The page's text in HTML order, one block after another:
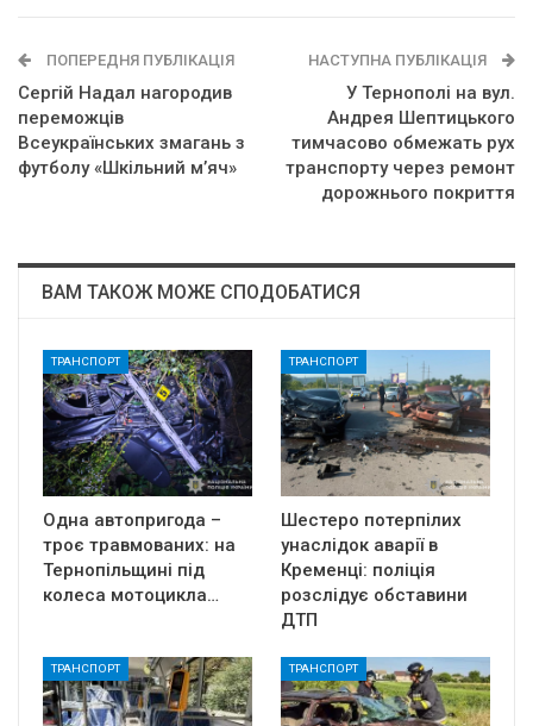
ПОПЕРЕДНЯ ПУБЛІКАЦІЯ
Сергій Надал нагородив
переможців
Всеукраїнських змагань з
футболу «Шкільний м’яч»
НАСТУПНА ПУБЛІКАЦІЯ
У Тернополі на вул.
Андрея Шептицького
тимчасово обмежать рух
транспорту через ремонт
дорожнього покриття
ВАМ ТАКОЖ МОЖЕ СПОДОБАТИСЯ
ТРАНСПОРТ
Одна автопригода –
троє травмованих: на
Тернопільщині під
колеса мотоцикла…
ТРАНСПОРТ
Шестеро потерпілих
унаслідок аварії в
Кременці: поліція
розслідує обставини
ДТП
ТРАНСПОРТ ТРАНСПОРТ